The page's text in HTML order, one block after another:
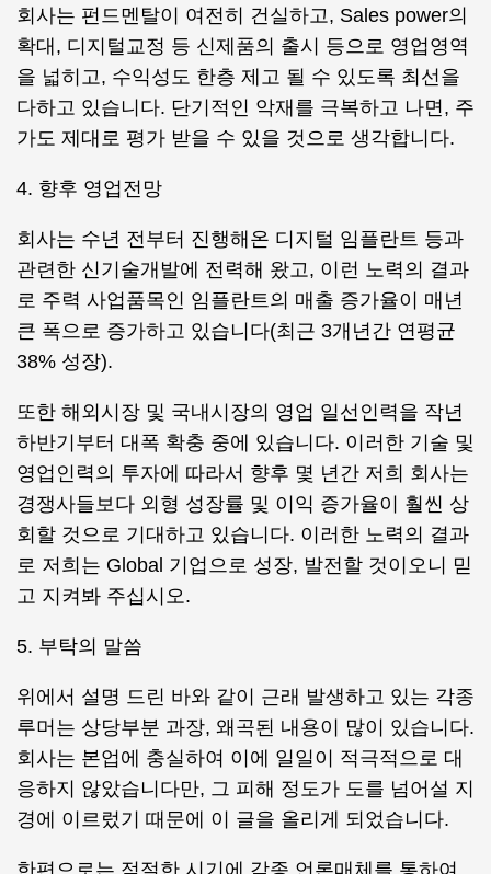
회사는 펀드멘탈이 여전히 건실하고, Sales power의
확대, 디지털교정 등 신제품의 출시 등으로 영업영역
을 넓히고, 수익성도 한층 제고 될 수 있도록 최선을
다하고 있습니다. 단기적인 악재를 극복하고 나면, 주
가도 제대로 평가 받을 수 있을 것으로 생각합니다.
4. 향후 영업전망
회사는 수년 전부터 진행해온 디지털 임플란트 등과
관련한 신기술개발에 전력해 왔고, 이런 노력의 결과
로 주력 사업품목인 임플란트의 매출 증가율이 매년
큰 폭으로 증가하고 있습니다(최근 3개년간 연평균
38% 성장).
또한 해외시장 및 국내시장의 영업 일선인력을 작년
하반기부터 대폭 확충 중에 있습니다. 이러한 기술 및
영업인력의 투자에 따라서 향후 몇 년간 저희 회사는
경쟁사들보다 외형 성장률 및 이익 증가율이 훨씬 상
회할 것으로 기대하고 있습니다. 이러한 노력의 결과
로 저희는 Global 기업으로 성장, 발전할 것이오니 믿
고 지켜봐 주십시오.
5. 부탁의 말씀
위에서 설명 드린 바와 같이 근래 발생하고 있는 각종
루머는 상당부분 과장, 왜곡된 내용이 많이 있습니다.
회사는 본업에 충실하여 이에 일일이 적극적으로 대
응하지 않았습니다만, 그 피해 정도가 도를 넘어설 지
경에 이르렀기 때문에 이 글을 올리게 되었습니다.
한편으로는 적절한 시기에 각종 언론매체를 통하여